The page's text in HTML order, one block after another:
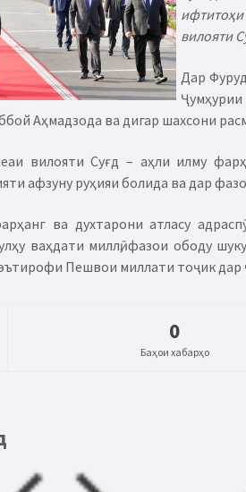
вилояти
Дар
Аҳмадзода ва дигар шахсони
вилояти Суғд – аҳли илму
афзуну руҳияи болида ва дар
ва духтарони атласу
ваҳдати миллӣ, фазои ободу
Пешвои миллати тоҷик дар
0
Баҳои хабарҳо